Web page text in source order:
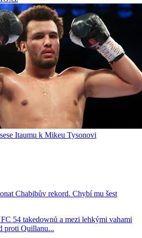
Itaumu k Mikeu Tysonovi
Chabibův rekord. Chybí mu šest
54 takedownů a mezi lehkými vahami
proti Quillanu...